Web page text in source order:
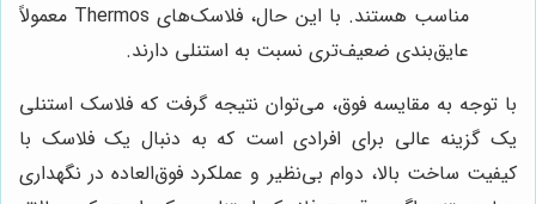
مناسب هستند. با این حال، فلاسک‌های Thermos معمولاً
عایق‌بندی ضعیف‌تری نسبت به استنلی دارند.
با توجه به مقایسه فوق، می‌توان نتیجه گرفت که فلاسک استنلی
یک گزینه عالی برای افرادی است که به دنبال یک فلاسک با
کیفیت ساخت بالا، دوام بی‌نظیر و عملکرد فوق‌العاده در نگهداری